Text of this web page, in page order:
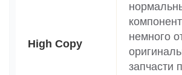
High Copy
немного
запчасти